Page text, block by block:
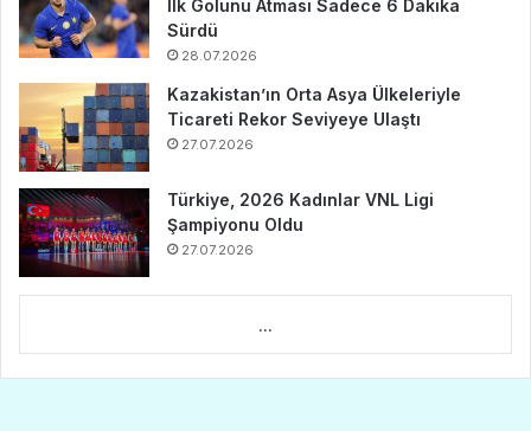
İlk Golünü Atması Sadece 6 Dakika
Sürdü
28.07.2026
Kazakistan’ın Orta Asya Ülkeleriyle
Ticareti Rekor Seviyeye Ulaştı
27.07.2026
Türkiye, 2026 Kadınlar VNL Ligi
Şampiyonu Oldu
27.07.2026
...